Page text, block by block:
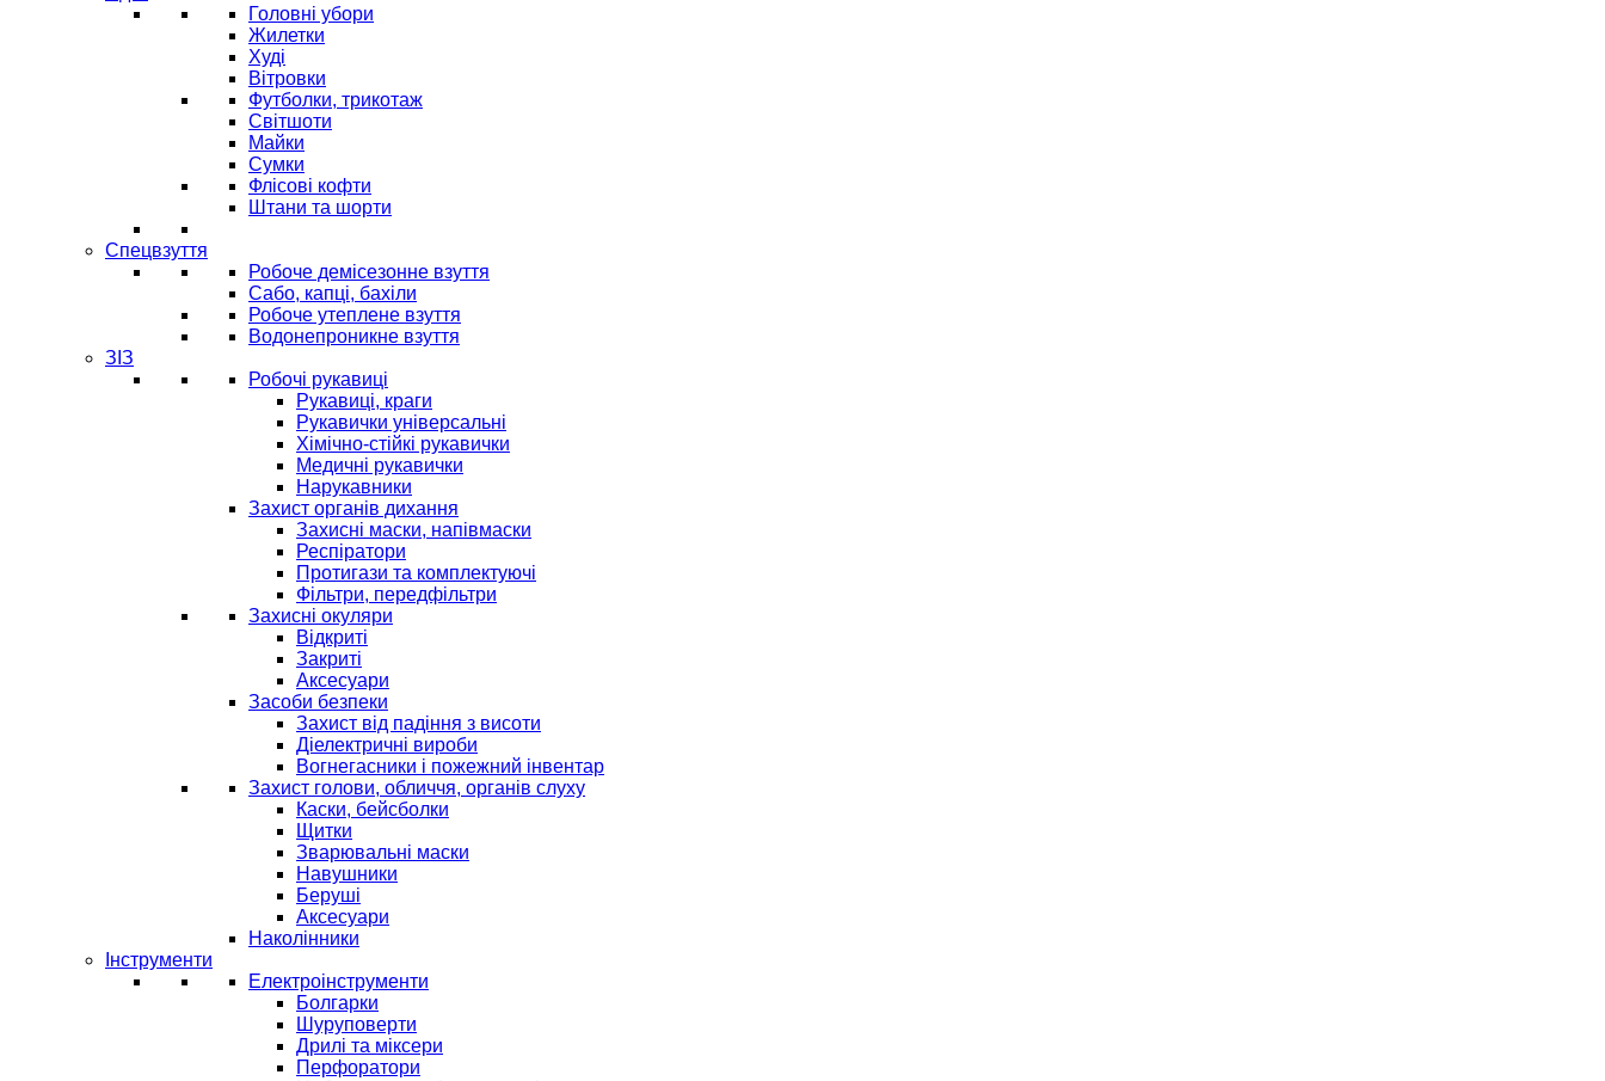
Головні убори
Жилетки
Худі
Вітровки
Футболки, трикотаж
Світшоти
Майки
Сумки
Флісові кофти
Штани та шорти
Спецвзуття
Робоче демісезонне взуття
Сабо, капці, бахіли
Робоче утеплене взуття
Водонепроникне взуття
ЗІЗ
Робочі рукавиці
Рукавиці, краги
Рукавички універсальні
Хімічно-стійкі рукавички
Медичні рукавички
Нарукавники
Захист органів дихання
Захисні маски, напівмаски
Респіратори
Протигази та комплектуючі
Фільтри, передфільтри
Захисні окуляри
Відкриті
Закриті
Аксесуари
Засоби безпеки
Захист від падіння з висоти
Діелектричні вироби
Вогнегасники і пожежний інвентар
Захист голови, обличчя, органів слуху
Каски, бейсболки
Щитки
Зварювальні маски
Навушники
Беруші
Аксесуари
Наколінники
Інструменти
Електроінструменти
Болгарки
Шуруповерти
Дрилі та міксери
Перфоратори